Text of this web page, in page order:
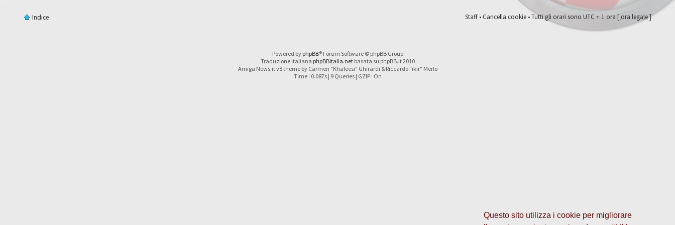
Questo sito utilizza i cookie per migliorare
Indice Staff•Cancella cookie• Tutti gli orari sono UTC + 1 ora [ ora legale]
Powered by phpBB® Forum Software © phpBB Group
Traduzione Italiana phpBBItalia.netbasata su phpBB.it 2010
Amiga News.it v8 theme by Carmen "Khaleesi" Ghirardi & Riccardo "ikir" Merlo
Time : 0.087s | 9 Queries | GZIP : On